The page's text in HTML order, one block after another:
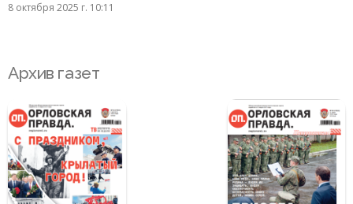
8 октября 2025 г. 10:11
Архив газет